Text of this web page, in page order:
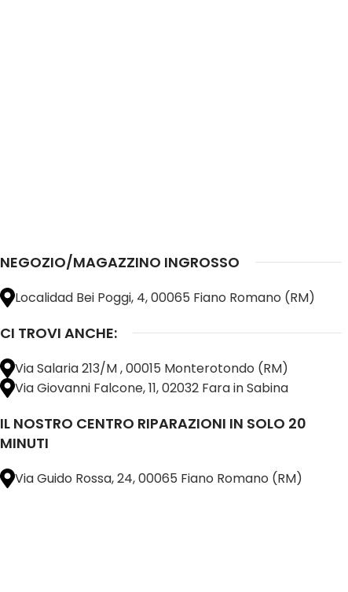
NEGOZIO/MAGAZZINO INGROSSO
Localidad Bei Poggi, 4, 00065 Fiano Romano (RM)
CI TROVI ANCHE:
Via Salaria 213/M , 00015 Monterotondo (RM)
Via Giovanni Falcone, 11, 02032 Fara in Sabina
IL NOSTRO CENTRO RIPARAZIONI IN SOLO 20
MINUTI
Via Guido Rossa, 24, 00065 Fiano Romano (RM)